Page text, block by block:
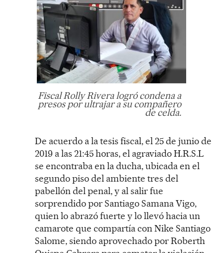
Fiscal Rolly Rivera logró condena a
presos por ultrajar a su compañero
de celda.
De acuerdo a la tesis fiscal, el 25 de junio de
2019 a las 21:45 horas, el agraviado H.R.S.L
se encontraba en la ducha, ubicada en el
segundo piso del ambiente tres del
pabellón del penal, y al salir fue
sorprendido por Santiago Samana Vigo,
quien lo abrazó fuerte y lo llevó hacia un
camarote que compartía con Nike Santiago
Salome, siendo aprovechado por Roberth